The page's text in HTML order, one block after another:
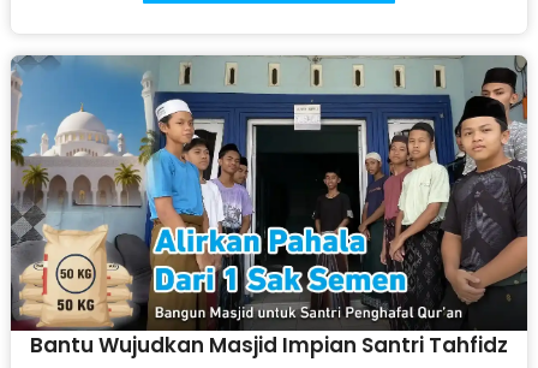
Bantu Wujudkan Masjid Impian Santri Tahfidz